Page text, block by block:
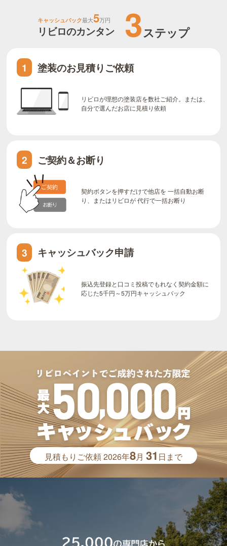
キャッシュバック最大5万円
リビロのカンタン 3ステップ
1 塗装のお見積りご依頼
リビロが理想の塗装店を数社ご紹介。または、
自分で選んだお店に見積り依頼
2 ご契約＆お断り
契約ボタンを押すだけで他店を 一括自動お断
り、またはリビロが 代行で一括お断り
3 キャッシュバック申請
振込先登録と口コミ投稿でもれなく契約金額に
応じた5千円～5万円キャッシュバック
見積もりご依頼2026年8月31 日まで